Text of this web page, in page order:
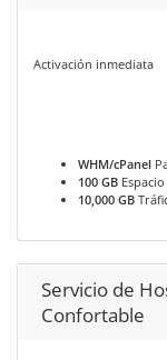
Activación inmediata
WHM/cPanel
100 GB Espacio
10,000 GB
Servicio de
Confortable